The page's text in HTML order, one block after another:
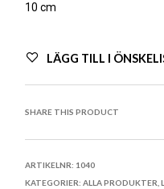
10 cm
LÄGG TILL I
SHARE THIS PRODUCT
ARTIKELNR: 1040
KATEGORIER:ALLA PRODUKTER,